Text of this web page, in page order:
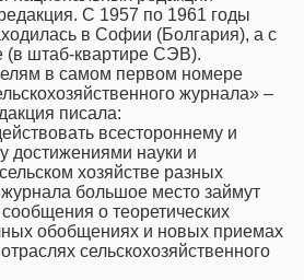
С 1957 по 1961 годы
в Софии (Болгария), а с
(в штаб-квартире СЭВ).
в самом первом номере
журнала» –
писала:
всестороннему и
достижениями науки и
хозяйстве разных
большое место займут
о теоретических
обобщениях и новых приемах
сельскохозяйственного